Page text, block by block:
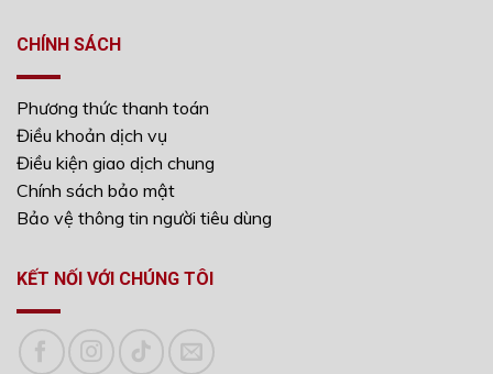
CHÍNH SÁCH
Phương thức thanh toán
Điều khoản dịch vụ
Điều kiện giao dịch chung
Chính sách bảo mật
Bảo vệ thông tin người tiêu dùng
KẾT NỐI VỚI CHÚNG TÔI